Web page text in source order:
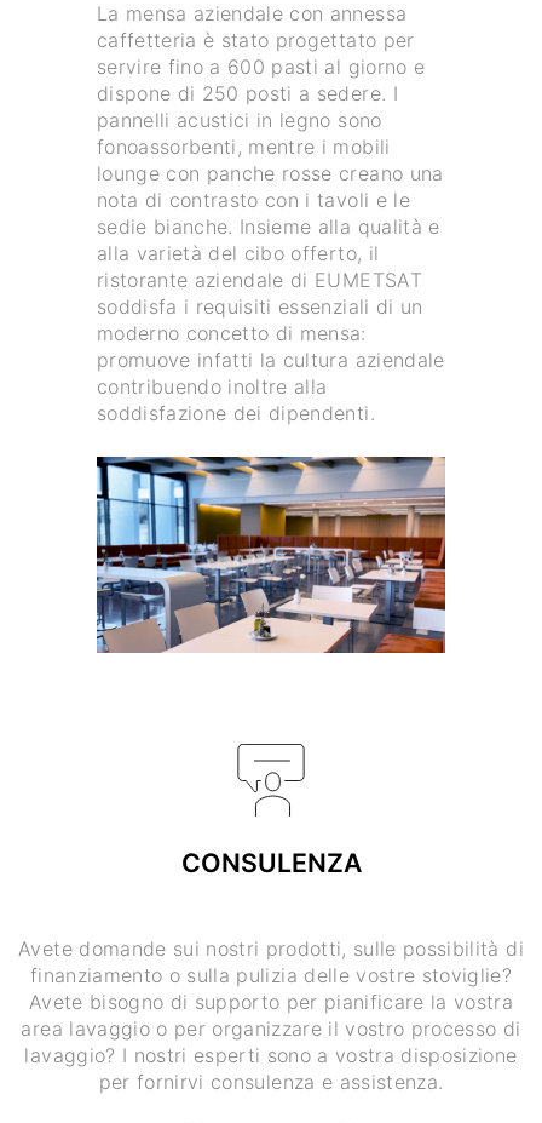
La mensa aziendale con annessa
caffetteria è stato progettato per
servire fino a 600 pasti al giorno e
dispone di 250 posti a sedere. I
pannelli acustici in legno sono
fonoassorbenti, mentre i mobili
lounge con panche rosse creano una
nota di contrasto con i tavoli e le
sedie bianche. Insieme alla qualità e
alla varietà del cibo offerto, il
ristorante aziendale di EUMETSAT
soddisfa i requisiti essenziali di un
moderno concetto di mensa:
promuove infatti la cultura aziendale
contribuendo inoltre alla
soddisfazione dei dipendenti.
CONSULENZA
Avete domande sui nostri prodotti, sulle possibilità di
finanziamento o sulla pulizia delle vostre stoviglie?
Avete bisogno di supporto per pianificare la vostra
area lavaggio o per organizzare il vostro processo di
lavaggio? I nostri esperti sono a vostra disposizione
per fornirvi consulenza e assistenza.